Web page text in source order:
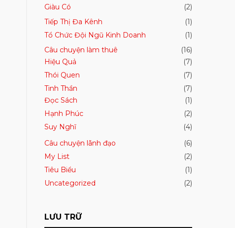
Giàu Có
(2)
Tiếp Thị Đa Kênh
(1)
Tổ Chức Đội Ngũ Kinh Doanh
(1)
Câu chuyện làm thuê
(16)
Hiệu Quả
(7)
Thói Quen
(7)
Tinh Thần
(7)
Đọc Sách
(1)
Hạnh Phúc
(2)
Suy Nghĩ
(4)
Câu chuyện lãnh đạo
(6)
My List
(2)
Tiêu Biểu
(1)
Uncategorized
(2)
LƯU TRỮ